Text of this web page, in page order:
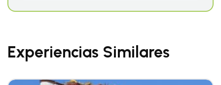
Experiencias Similares